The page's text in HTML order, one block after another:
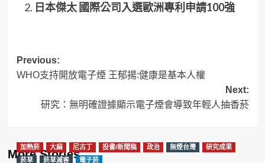
日本傑太 國際公司入選歐洲專利申請100強
Post
navigation
Previous:
WHO支持開放電子煙 王郁揚:健康是基本人權
Next:
研究：無明確證據顯示電子煙會導致年輕人抽香菸
More Stories
加熱菸 大麻 尼古丁 投書/新聞稿 政治 無煙台灣
研究成果
菸草
菸草減害 電子菸